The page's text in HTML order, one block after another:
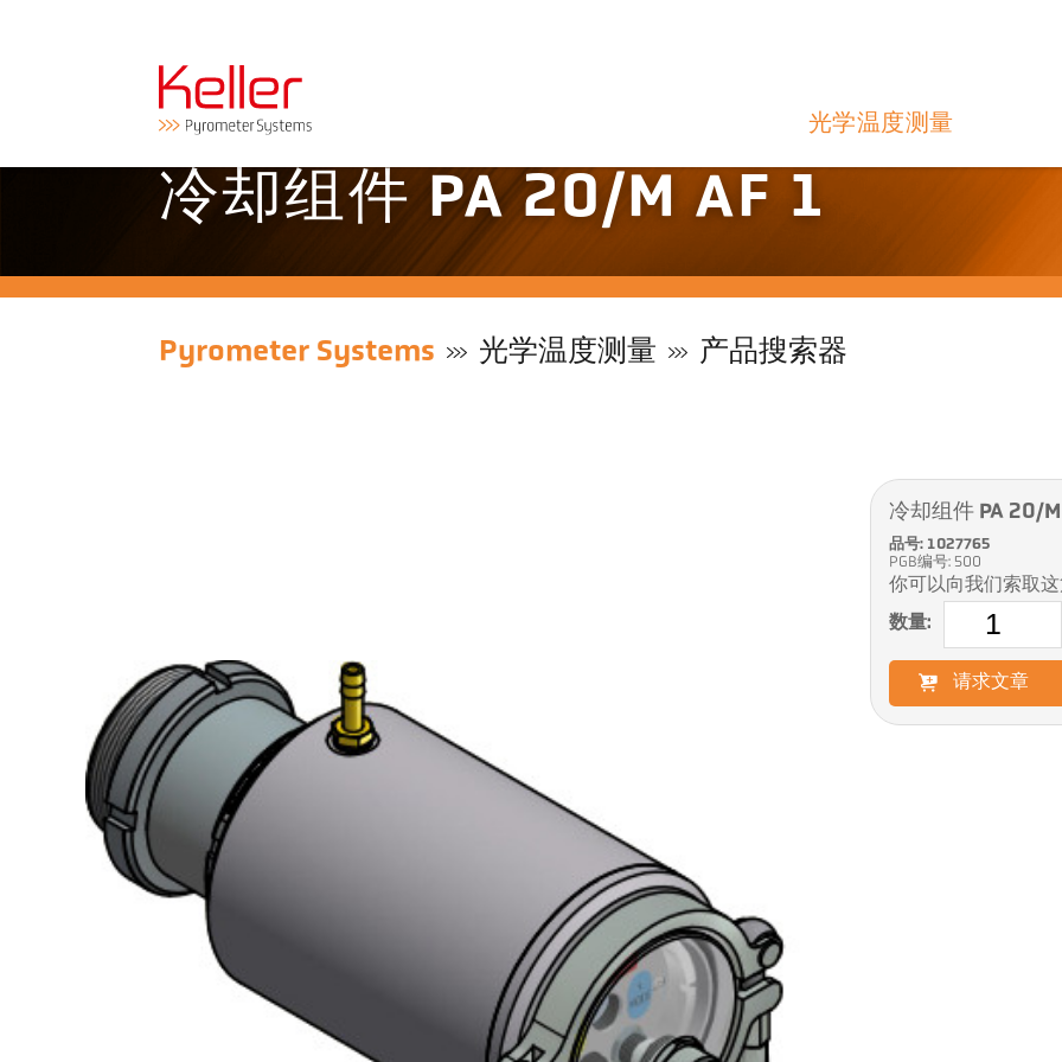
光学温度测量
冷却组件 PA 20/M AF 1
Pyrometer Systems 光学温度测量 产品搜索器
冷却组件 PA 20/
品号: 1027765
PGB编号: 500
你可以向我们索取
数量:
请求文章